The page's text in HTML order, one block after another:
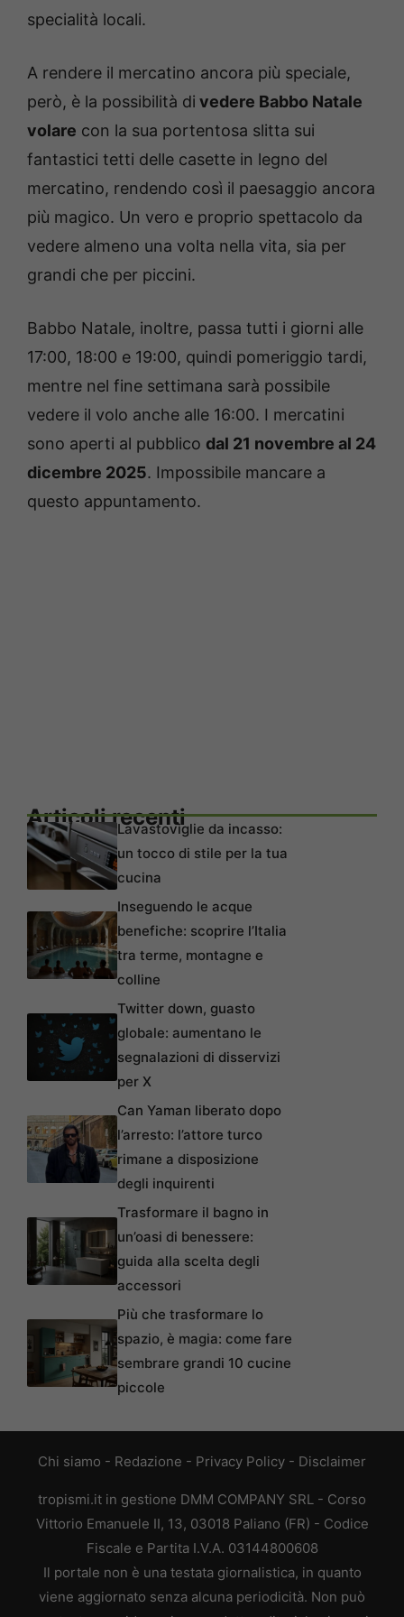
specialità locali.
A rendere il mercatino ancora più speciale,
però, è la possibilità di vedere Babbo Natale
volare con la sua portentosa slitta sui
fantastici tetti delle casette in legno del
mercatino, rendendo così il paesaggio ancora
più magico. Un vero e proprio spettacolo da
vedere almeno una volta nella vita, sia per
grandi che per piccini.
Babbo Natale, inoltre, passa tutti i giorni alle
17:00, 18:00 e 19:00, quindi pomeriggio tardi,
mentre nel fine settimana sarà possibile
vedere il volo anche alle 16:00. I mercatini
sono aperti al pubblico dal 21 novembre al 24
dicembre 2025. Impossibile mancare a
questo appuntamento.
Articoli recentiLavastoviglie da incasso:
un tocco di stile per la tua
cucina
Inseguendo le acque
benefiche: scoprire l’Italia
tra terme, montagne e
colline
Twitter down, guasto
globale: aumentano le
segnalazioni di disservizi
per X
Can Yaman liberato dopo
l’arresto: l’attore turco
rimane a disposizione
degli inquirenti
Trasformare il bagno in
un’oasi di benessere:
guida alla scelta degli
accessori
Più che trasformare lo
spazio, è magia: come fare
sembrare grandi 10 cucine
piccole
Chi siamo - Redazione - Privacy Policy - Disclaimer
tropismi.it in gestione DMM COMPANY SRL - Corso
Vittorio Emanuele II, 13, 03018 Paliano (FR) - Codice
Fiscale e Partita I.V.A. 03144800608
Il portale non è una testata giornalistica, in quanto
viene aggiornato senza alcuna periodicità. Non può